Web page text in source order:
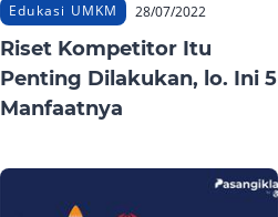
Edukasi UMKM 28/07/2022
Riset Kompetitor Itu
Penting Dilakukan, lo. Ini 5
Manfaatnya